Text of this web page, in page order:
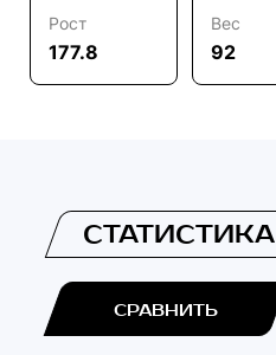
Рост
177.8
Вес
92
СТАТИСТИКА
СРАВНИТЬ